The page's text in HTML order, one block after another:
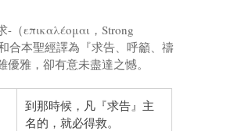
-（επικαλέομαι，Strong
合本聖經譯為『求告、呼籲、禱
優雅，卻有意未盡達之憾。
到那時候，凡『求告』主
名的，就必得救。